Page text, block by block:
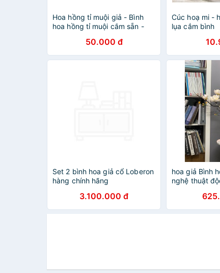
Hoa hồng tỉ muội giả - Bình
hoa hồng tỉ muội cắm sẵn -
50.000 đ
Cúc hoạ mi -
lụa cắm bình
Set 2 bình hoa giả cổ Loberon
hàng chính hãng
3.100.000 đ
hoa giả Bình
nghệ thuật